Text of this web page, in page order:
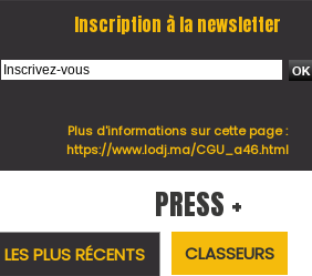
Inscription à la newsletter
Plus d'informations sur cette page :
https://www.lodj.ma/CGU_a46.html
PRESS +
LES PLUS RÉCENTS CLASSEURS